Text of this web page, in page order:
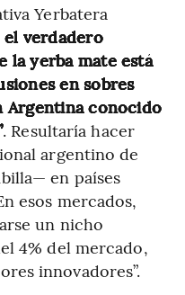
Yerbatera
el verdadero
la yerba mate está
en sobres
Argentina conocido
. Resultaría hacer
argentino de
en países
esos mercados,
un nicho
4% del mercado,
innovadores”.